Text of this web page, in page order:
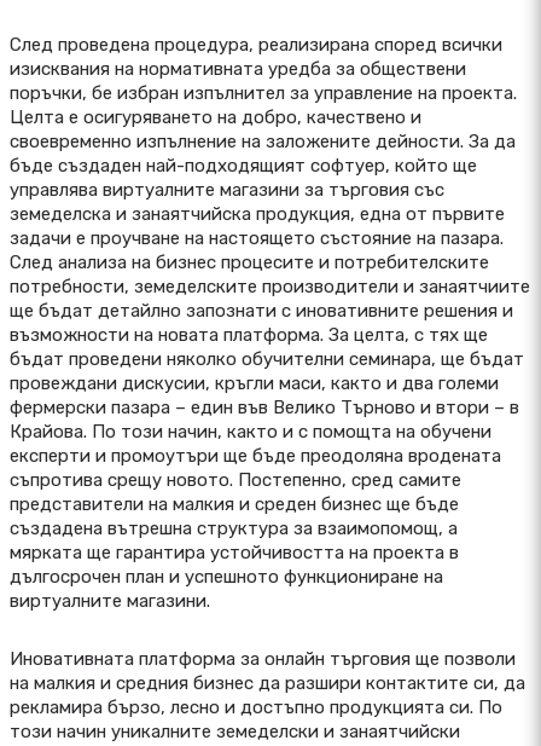
След проведена процедура, реализирана според всички
изисквания на нормативната уредба за обществени
поръчки, бе избран изпълнител за управление на проекта.
Целта е осигуряването на добро, качествено и
своевременно изпълнение на заложените дейности. За да
бъде създаден най-подходящият софтуер, който ще
управлява виртуалните магазини за търговия със
земеделска и занаятчийска продукция, една от първите
задачи е проучване на настоящето състояние на пазара.
След анализа на бизнес процесите и потребителските
потребности, земеделските производители и занаятчиите
ще бъдат детайлно запознати с иновативните решения и
възможности на новата платформа. За целта, с тях ще
бъдат проведени няколко обучителни семинара, ще бъдат
провеждани дискусии, кръгли маси, както и два големи
фермерски пазара – един във Велико Търново и втори – в
Крайова. По този начин, както и с помощта на обучени
експерти и промоутъри ще бъде преодоляна вродената
съпротива срещу новото. Постепенно, сред самите
представители на малкия и среден бизнес ще бъде
създадена вътрешна структура за взаимопомощ, а
мярката ще гарантира устойчивостта на проекта в
дългосрочен план и успешното функциониране на
виртуалните магазини.
Иновативната платформа за онлайн търговия ще позволи
на малкия и средния бизнес да разшири контактите си, да
рекламира бързо, лесно и достъпно продукцията си. По
този начин уникалните земеделски и занаятчийски